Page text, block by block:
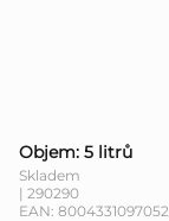
Objem: 5 litrů
Skladem
| 290290
EAN: 8004331097052